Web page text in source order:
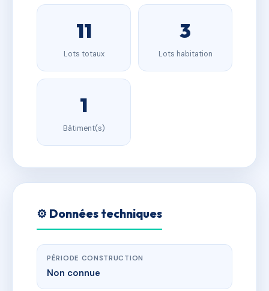
11
Lots totaux
3
Lots habitation
1
Bâtiment(s)
⚙️ Données techniques
PÉRIODE CONSTRUCTION
Non connue